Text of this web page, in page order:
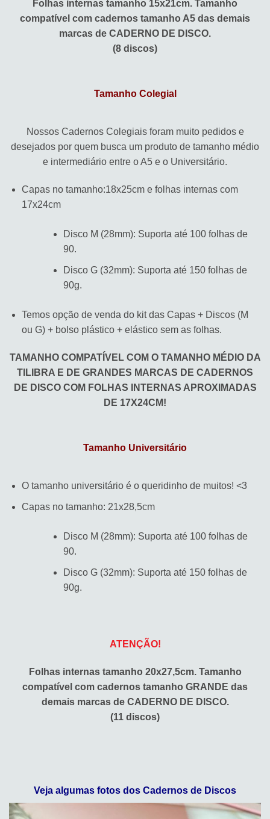
Folhas internas tamanho 15x21cm. Tamanho
compatível com cadernos tamanho A5 das demais
marcas de CADERNO DE DISCO.
(8 discos)
Tamanho Colegial
Nossos Cadernos Colegiais foram muito pedidos e
desejados por quem busca um produto de tamanho médio
e intermediário entre o A5 e o Universitário.
Capas no tamanho:18x25cm e folhas internas com
17x24cm
Disco M (28mm): Suporta até 100 folhas de
90.
Disco G (32mm): Suporta até 150 folhas de
90g.
Temos opção de venda do kit das Capas + Discos (M
ou G) + bolso plástico + elástico sem as folhas.
TAMANHO COMPATÍVEL COM O TAMANHO MÉDIO DA
TILIBRA E DE GRANDES MARCAS DE CADERNOS
DE DISCO COM FOLHAS INTERNAS APROXIMADAS
DE 17X24CM!
Tamanho Universitário
O tamanho universitário é o queridinho de muitos! <3
Capas no tamanho: 21x28,5cm
Disco M (28mm): Suporta até 100 folhas de
90.
Disco G (32mm): Suporta até 150 folhas de
90g.
ATENÇÃO!
Folhas internas tamanho 20x27,5cm. Tamanho
compatível com cadernos tamanho GRANDE das
demais marcas de CADERNO DE DISCO.
(11 discos)
Veja algumas fotos dos Cadernos de Discos